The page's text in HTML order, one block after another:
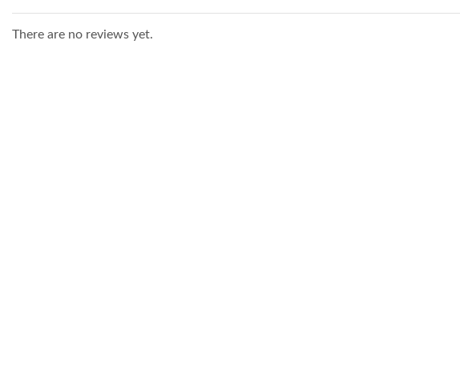
There are no reviews yet.